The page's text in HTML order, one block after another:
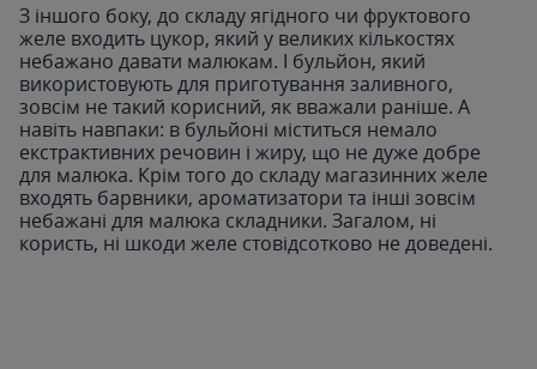
З іншого боку, до складу ягідного чи фруктового
желе входить цукор, який у великих кількостях
небажано давати малюкам. І бульйон, який
використовують для приготування заливного,
зовсім не такий корисний, як вважали раніше. А
навіть навпаки: в бульйоні міститься немало
екстрактивних речовин і жиру, що не дуже добре
для малюка. Крім того до складу магазинних желе
входять барвники, ароматизатори та інші зовсім
небажані для малюка складники. Загалом, ні
користь, ні шкоди желе стовідсотково не доведені.